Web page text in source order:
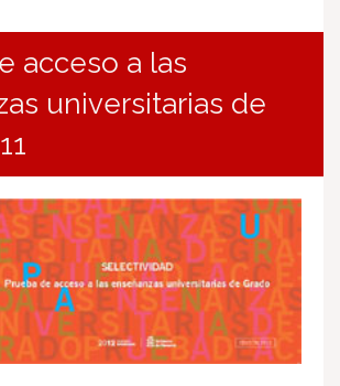
acceso a las
universitarias de